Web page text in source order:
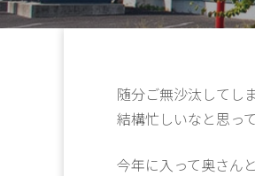
随分ご無沙汰してし
結構忙しいなと思っ
今年に入って奥さん